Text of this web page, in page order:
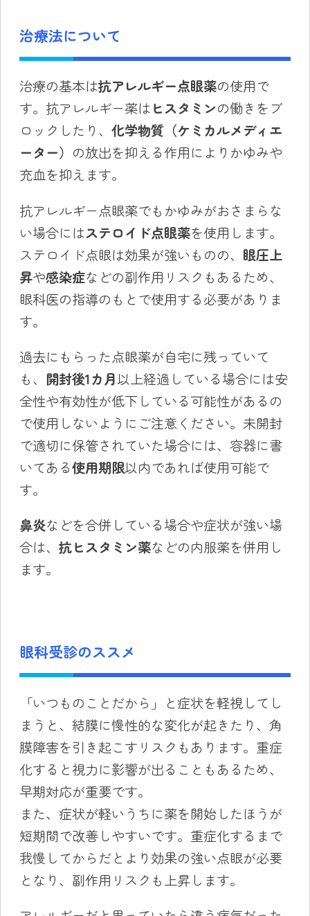
治療法について
治療の基本は抗アレルギー点眼薬の使用で
す。抗アレルギー薬はヒスタミンの働きをブ
ロックしたり、 化学物質（ケミカルメディエ
ーター） の放出を抑える作用によりかゆみや
充血を抑えます。
抗アレルギー点眼薬でもかゆみがおさまらな
い場合にはステロイド点眼薬を使用します。
ステロイド点眼は効果が強いものの、 眼圧上
昇や感染症などの副作用リスクもあるため、
眼科医の指導のもとで使用する必要がありま
す。
過去にもらった点眼薬が自宅に残っていて
も、 開封後1カ月以上経過している場合には安
全性や有効性が低下している可能性があるの
で使用しないようにご注意ください。未開封
で適切に保管されていた場合には、容器に書
いてある使用期限以内であれば使用可能で
す。
鼻炎などを合併している場合や症状が強い場
合は、 抗ヒスタミン薬などの内服薬を併用し
ます。
眼科受診のススメ
「いつものことだから」と症状を軽視してし
まうと、結膜に慢性的な変化が起きたり、角
膜障害を引き起こすリスクもあります。重症
化すると視力に影響が出ることもあるため、
早期対応が重要です。
また、症状が軽いうちに薬を開始したほうが
短期間で改善しやすいです。重症化するまで
我慢してからだとより効果の強い点眼が必要
となり、副作用リスクも上昇します。